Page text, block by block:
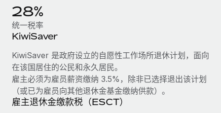
简化候选人筛选流程
合规守望台
防范合规风险
设备管理
在全球范围内配置和跟踪 IT 设备
实体设立
快速建立合规实体
Cultivating a Thriving Remote-First Culture in
Partnership with Remote
journey management platform that has...
了解更多
Reverse Tech's strategic partnership with
查看全部资源
博客
Why owned entities are key to maintaining
EOR compliance
As the global workforce continues to expand in response
to the demands of today’s labor market, the...
28%
统一税率
KiwiSaver
KiwiSaver 是政府设立的自愿性工作场所退休计划，面向
在该国居住的公民和永久居民。
雇主必须为雇员薪资缴纳 3.5%，除非已选择退出该计划
（或已为雇员向其他退休金基金缴纳供款）。
雇主退休金缴款税（ESCT）